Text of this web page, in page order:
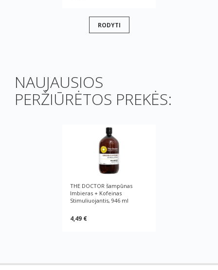
RODYTI
NAUJAUSIOS
PERŽIŪRĖTOS PREKĖS:
THE DOCTOR šampūnas
Imbieras + Kofeinas
Stimuliuojantis, 946 ml
4,49 €